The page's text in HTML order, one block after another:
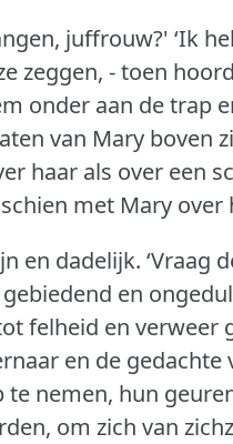
juffrouw?' ‘Ik
zeggen, - toen
onder aan de trap
van Mary boven
haar als over een
met Mary
en dadelijk. ‘Vraag
en
felheid en verweer
en de
te nemen, hun
om zich van